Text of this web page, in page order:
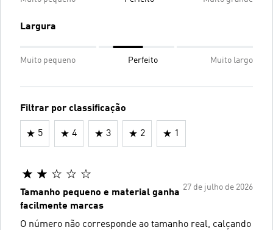
Largura
Muito pequeno Perfeito Muito largo
Filtrar por classificação
5 4 3 2 1
27 de julho de 2026
Tamanho pequeno e material ganha
facilmente marcas
O número não corresponde ao tamanho real, calçando